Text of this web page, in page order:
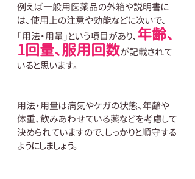
例えば一般用医薬品の外箱や説明書に
は、使用上の注意や効能などに次いで、
「用法・用量」という項目があり、年齢、
1回量、服用回数が記載されて
いると思います。
用法・用量は病気やケガの状態、年齢や
体重、飲みあわせている薬などを考慮して
決められていますので、しっかりと順守する
ようにしましょう。